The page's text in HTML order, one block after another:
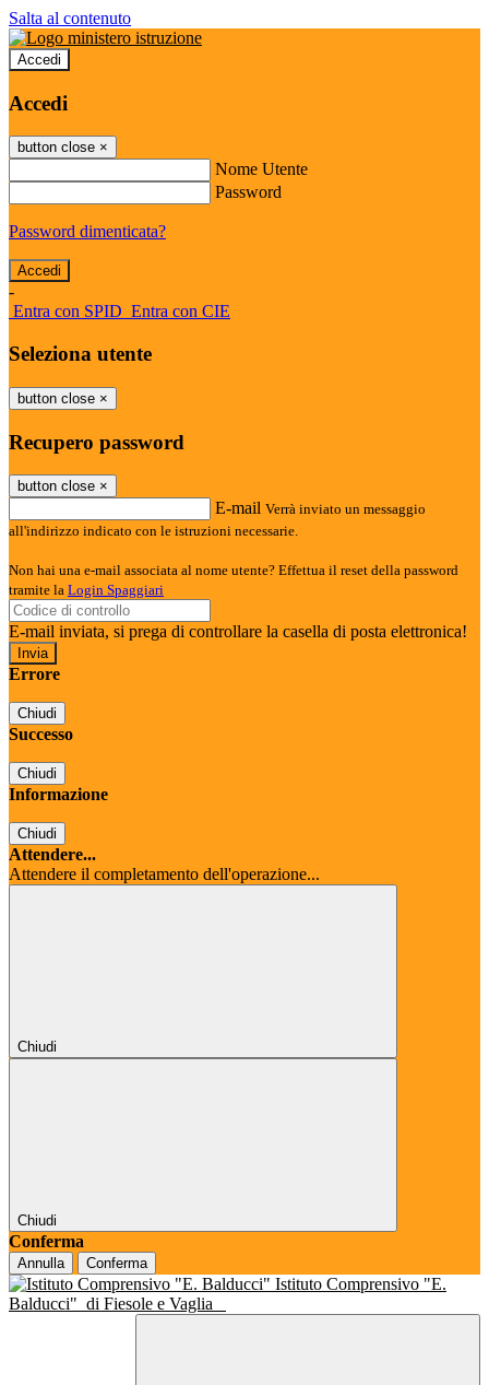
Salta al contenuto
Accedi
Accedi
button close ×
Nome Utente
Password
Password dimenticata?
-
Entra con SPID Entra con CIE
Seleziona utente
button close ×
Recupero password
button close ×
E-mail Verrà inviato un messaggio
all'indirizzo indicato con le istruzioni necessarie.
Non hai una e-mail associata al nome utente? Effettua il reset della password
tramite la Login Spaggiari
E-mail inviata, si prega di controllare la casella di posta elettronica!
Errore
Chiudi
Successo
Chiudi
Informazione
Chiudi
Attendere...
Attendere il completamento dell'operazione...
Chiudi
Chiudi
Conferma
Annulla Conferma
Istituto Comprensivo "E.
Balducci" di Fiesole e Vaglia